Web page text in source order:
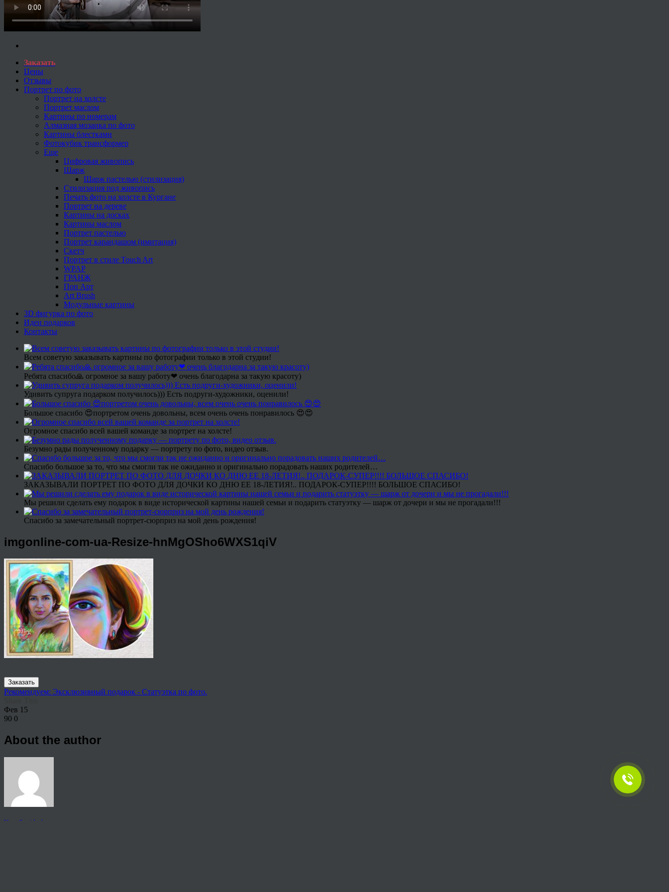
Заказать
Цены
Отзывы
Портрет по фото
Портрет на холсте
Портрет маслом
Картины по номерам
Алмазная мозаика по фото
Картины блестками
Фотокубик трансформер
Еще
Цифровая живопись
Шарж
Шарж пастелью (стилизация)
Стилизация под живопись
Печать фото на холсте в Кургане
Портрет на дереве
Картины на досках
Картины маслом
Портрет пастелью
Портрет карандашом (имитация)
Скетч
Портрет в стиле Touch Art
WPAP
ГРАНЖ
Поп Арт
Art Brush
Модульные картины
3D фигурка по фото
Идеи подарков
Контакты
Всем советую заказывать картины по фотографии только в этой студии!
Ребята спасибо🙏 огромное за вашу работу❤ очень благодарна за такую красоту)
Удивить супруга подарком получилось))) Есть подруги-художники, оценили!
Большое спасибо 😍портретом очень довольны, всем очень очень понравилось 😍😍
Огромное спасибо всей вашей команде за портрет на холсте!
Безумно рады полученному подарку — портрету по фото, видео отзыв.
Спасибо большое за то, что мы смогли так не ожиданно и оригинально порадовать наших родителей…
ЗАКАЗЫВАЛИ ПОРТРЕТ ПО ФОТО ДЛЯ ДОЧКИ КО ДНЮ ЕЕ 18-ЛЕТИЯ!.. ПОДАРОК-СУПЕР!!!! БОЛЬШОЕ СПАСИБО!
Мы решили сделать ему подарок в виде исторической картины нашей семьи и подарить статуэтку — шарж от дочери и мы не прогадали!!!
Спасибо за замечательный портрет-сюрприз на мой день рождения!
imgonline-com-ua-Resize-hnMgOSho6WXS1qiV
Заказать
Рекомендуем: Эксклюзивный подарок - Статуэтка по фото.
Фев 15
90 0
About the author
View all articles by anton